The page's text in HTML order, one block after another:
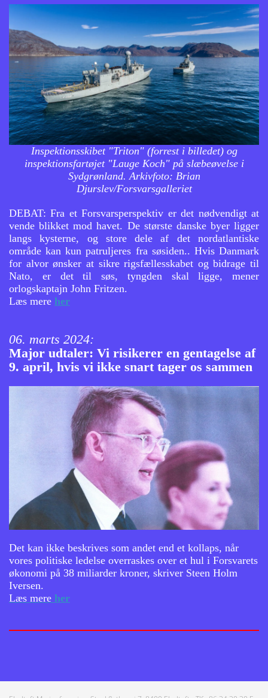
Inspektionsskibet "Triton" (forrest i billedet) og
inspektionsfartøjet "Lauge Koch" på slæbeøvelse i
Sydgrønland. Arkivfoto: Brian
Djurslev/Forsvarsgalleriet
DEBAT: Fra et Forsvarsperspektiv er det nødvendigt at
vende blikket mod havet. De største danske byer ligger
langs kysterne, og store dele af det nordatlantiske
område kan kun patruljeres fra søsiden.. Hvis Danmark
for alvor ønsker at sikre rigsfællesskabet og bidrage til
Nato, er det til søs, tyngden skal ligge, mener
orlogskaptajn John Fritzen.
Læs mere her
06. marts 2024:
Major udtaler: Vi risikerer en gentagelse af
9. april, hvis vi ikke snart tager os sammen
Det kan ikke beskrives som andet end et kollaps, når
vores politiske ledelse overraskes over et hul i Forsvarets
økonomi på 38 miliarder kroner, skriver Steen Holm
Iversen.
​Læs mere her